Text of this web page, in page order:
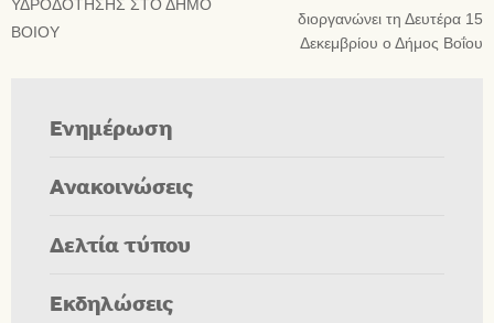
ΥΔΡΟΔΟΤΗΣΗΣ ΣΤΟ ΔΗΜΟ
ΒΟΙΟΥ
διοργανώνει τη Δευτέρα 15
Δεκεμβρίου ο Δήμος Βοΐου
Ενημέρωση
Ανακοινώσεις
Δελτία τύπου
Εκδηλώσεις